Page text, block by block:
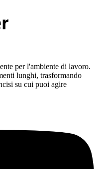
per l'ambiente di lavoro.
lunghi, trasformando
su cui puoi agire